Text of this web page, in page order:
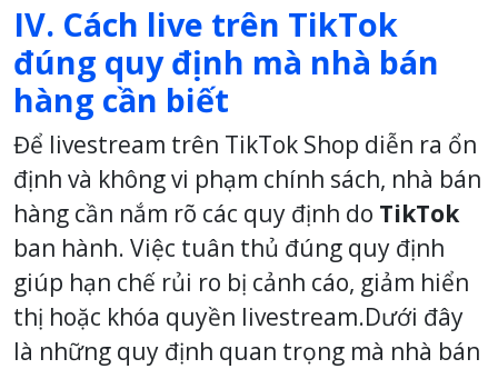
IV. Cách live trên TikTok
đúng quy định mà nhà bán
hàng cần biết
Để livestream trên TikTok Shop diễn ra ổn
định và không vi phạm chính sách, nhà bán
hàng cần nắm rõ các quy định do TikTok
ban hành. Việc tuân thủ đúng quy định
giúp hạn chế rủi ro bị cảnh cáo, giảm hiển
thị hoặc khóa quyền livestream.Dưới đây
là những quy định quan trọng mà nhà bán